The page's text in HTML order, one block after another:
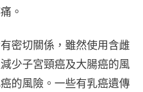
。
密切關係，雖然使用含雌
少子宮頸癌及大腸癌的風
的風險。一些有乳癌遺傳